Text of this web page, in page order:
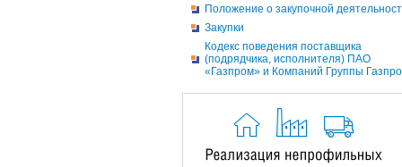
Положение о закупочной
Закупки
Кодекс поведения поставщика
(подрядчика, исполнителя) ПАО
«Газпром» и Компаний Группы